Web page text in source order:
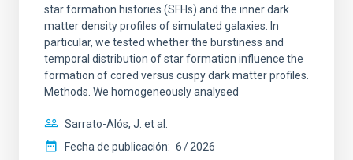
star formation histories (SFHs) and the inner dark
matter density profiles of simulated galaxies. In
particular, we tested whether the burstiness and
temporal distribution of star formation influence the
formation of cored versus cuspy dark matter profiles.
Methods. We homogeneously analysed
Sarrato-Alós, J. et al.
Fecha de publicación: 6 2026